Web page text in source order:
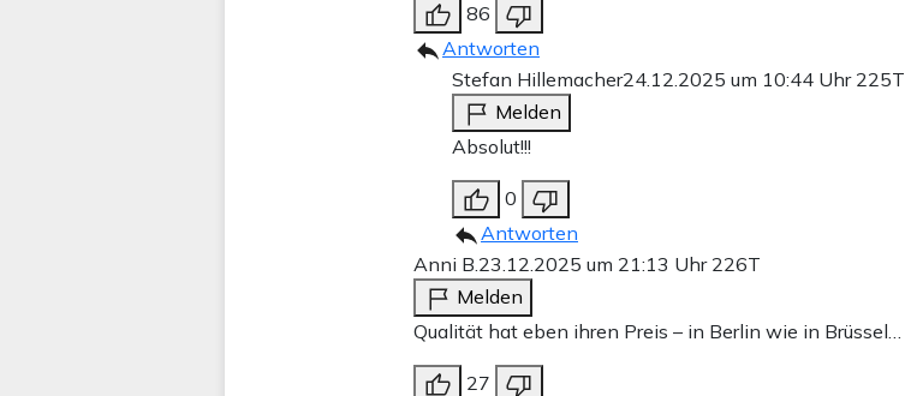
86
Antworten
Stefan Hillemacher24.12.2025 um 10:44 Uhr 225T
Melden
Absolut!!!
0
Antworten
Anni B.23.12.2025 um 21:13 Uhr 226T
Melden
Qualität hat eben ihren Preis – in Berlin wie in Brüssel…
27